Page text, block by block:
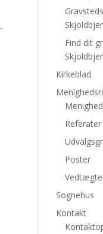
Find dit
Kirkeblad
Poster
Sognehus
Kontakt